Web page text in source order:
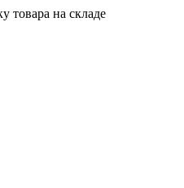
товара на складе